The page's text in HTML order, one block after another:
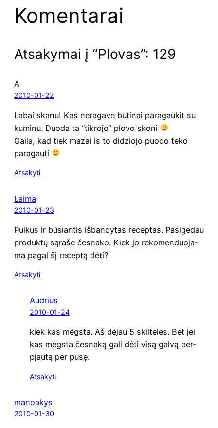
Komentarai
Atsakymai į “Plovas”: 129
A
2010-01-22
Labai ska­nu! Kas nera­ga­ve buti­nai para­gau­kit su
kumi­nu. Duo­da ta “tik­ro­jo” plo­vo skoni
Gai­la, kad tiek mazai is to didzio­jo puo­do teko
paragauti
Atsakyti
Laima
2010-01-23
Pui­kus ir būsian­tis išban­dy­tas recep­tas. Pasi­ge­dau
pro­duk­tų sąra­še čes­na­ko. Kiek jo reko­men­duo­ja­
ma pagal šį recep­tą dėti?
Atsakyti
Audrius
2010-01-24
kiek kas mėgs­ta. Aš dėjau 5 skil­te­les. Bet jei
kas mėgs­ta čes­na­ką gali dėti visą gal­vą per­
pjau­tą per pusę.
Atsakyti
manoakys
2010-01-30